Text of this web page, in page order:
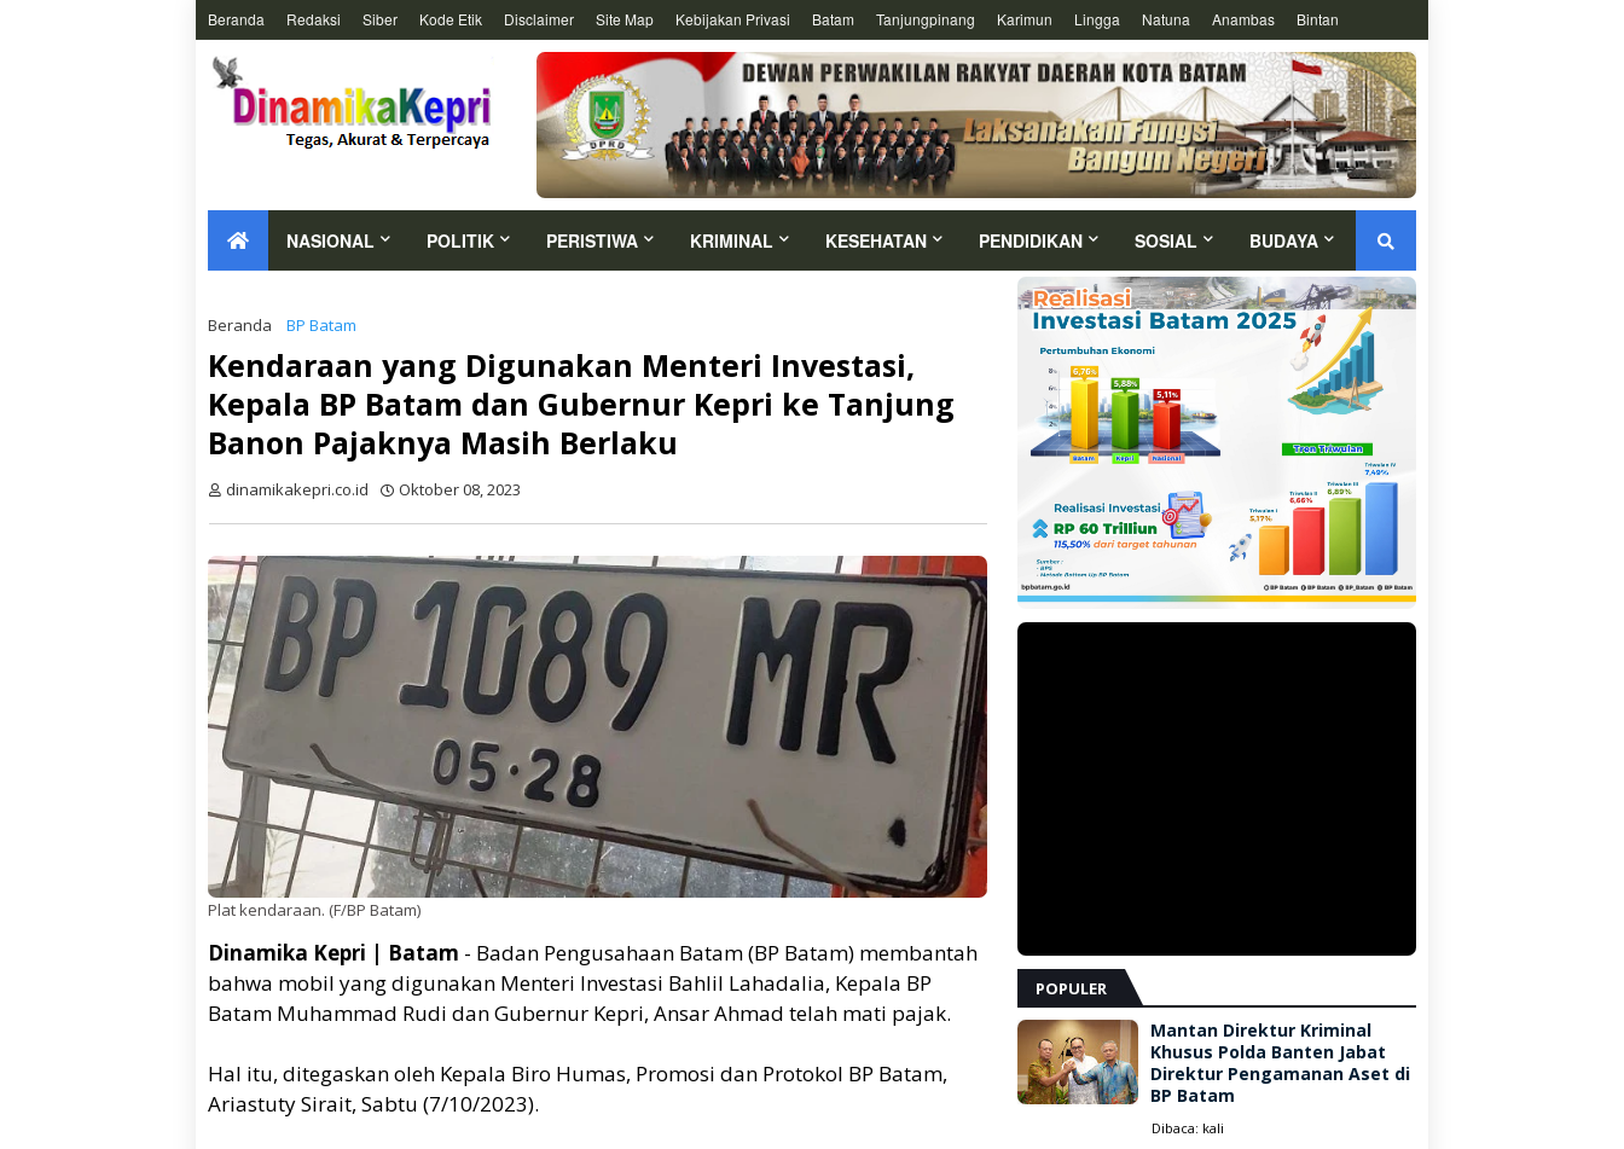
Beranda Redaksi Siber Kode Etik Disclaimer Site Map Kebijakan Privasi Batam Tanjungpinang Karimun Lingga Natuna Anambas Bintan
NASIONAL POLITIK PERISTIWA KRIMINAL KESEHATAN PENDIDIKAN SOSIAL BUDAYA
Beranda BP Batam
Kendaraan yang Digunakan Menteri Investasi,
Kepala BP Batam dan Gubernur Kepri ke Tanjung
Banon Pajaknya Masih Berlaku
dinamikakepri.co.id Oktober 08, 2023
Plat kendaraan. (F/BP Batam)
Dinamika Kepri | Batam - Badan Pengusahaan Batam (BP Batam) membantah
bahwa mobil yang digunakan Menteri Investasi Bahlil Lahadalia, Kepala BP
Batam Muhammad Rudi dan Gubernur Kepri, Ansar Ahmad telah mati pajak.
Hal itu, ditegaskan oleh Kepala Biro Humas, Promosi dan Protokol BP Batam,
Ariastuty Sirait, Sabtu (7/10/2023).
POPULER
Mantan Direktur Kriminal
Khusus Polda Banten Jabat
Direktur Pengamanan Aset di
BP Batam
Dibaca: kali